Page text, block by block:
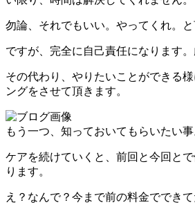
勿論、それでもいい。やってくれ。と
ですが、完全に自己責任になります。
その代わり、やりたいことができる
ングをさせて頂きます。
もう一つ、知っておいてもらいたい事
ケアを続けていくと、前回と今回と
ります。
え？なんで？今まで前の料金でできて